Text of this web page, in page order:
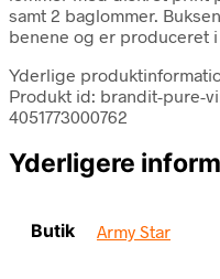
samt 2 baglommer.
benene og er produceret i
Yderlige
Produkt id: brandit-pure-
4051773000762
Yderligere
Butik Army Star